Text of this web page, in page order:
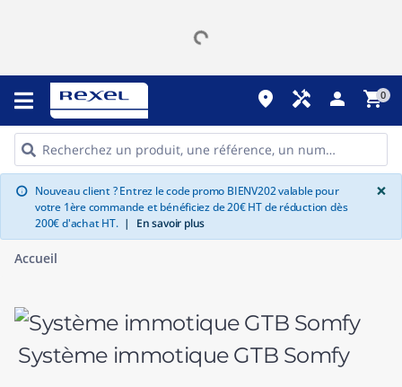
place handyman person shopping_cart0
info Nouveau client ? Entrez le code promo BIENV202 valable pour
votre 1ère commande et bénéficiez de 20€ HT de réduction dès
200€ d'achat HT. | En savoir plus
×
Accueil
Système immotique GTB Somfy